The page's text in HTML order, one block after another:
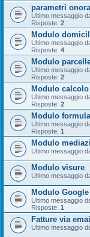
parametri
Ultimo messaggio
Risposte: 2
Modulo
Ultimo messaggio
Risposte: 4
Modulo
Ultimo messaggio
Risposte: 2
Modulo
Ultimo messaggio
Risposte: 2
Modulo
Ultimo messaggio
Risposte: 1
Modulo
Ultimo messaggio
Modulo visure
Ultimo messaggio
Modulo
Ultimo messaggio
Risposte: 1
Fatture via email
Ultimo messaggio